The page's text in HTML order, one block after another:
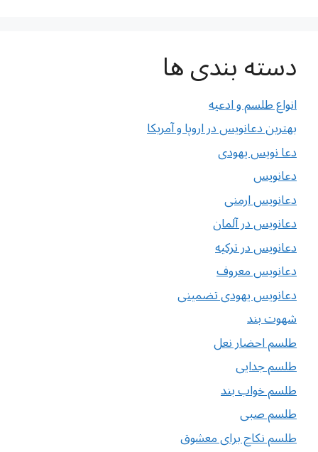
دسته بندی ها
انواع طلسم و ادعیه
بهترین دعانویس در اروپا و آمریکا
دعا نویس یهودی
دعانویس
دعانویس ارمنی
دعانویس در آلمان
دعانویس در ترکیه
دعانویس معروف
دعانویس یهودی تضمینی
شهوت بند
طلسم احضار نعل
طلسم جدایی
طلسم خواب بند
طلسم صبی
طلسم نکاح برای معشوق